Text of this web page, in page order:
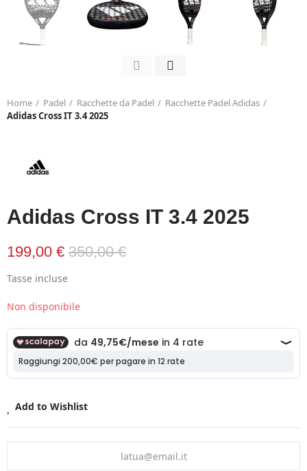
Home Padel Racchette da Padel
Racchette Padel Adidas
Adidas Cross IT 3.4 2025
Adidas Cross IT 3.4 2025
199,00 € 350,00 €
Tasse incluse
Non disponibile
Add to Wishlist